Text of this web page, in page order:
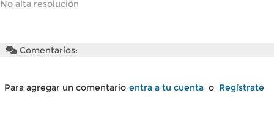
No alta resolución
Comentarios:
Para agregar un comentario entra a tu cuenta o Regístrate